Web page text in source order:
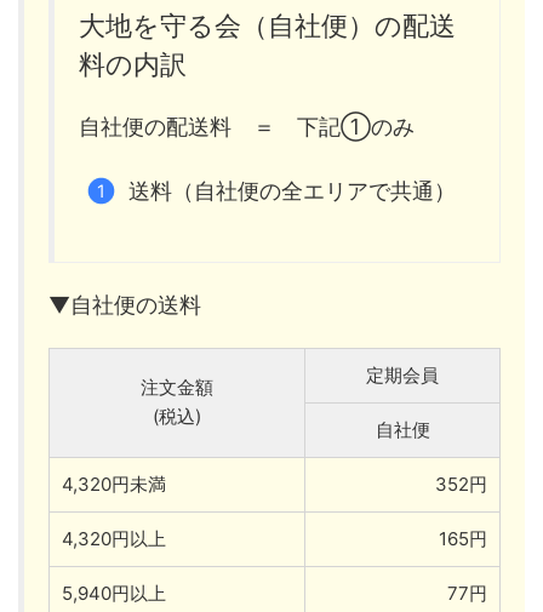
大地を守る会（自社便）の配送
料の内訳
自社便の配送料 ＝ 下記①のみ
送料（自社便の全エリアで共通）
▼自社便の送料
注文金額
(税込)
定期会員
自社便
4,320円未満 352円
4,320円以上 165円
5,940円以上 77円